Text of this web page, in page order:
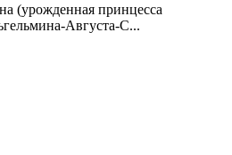
(урожденная принцесса
Августа-С...